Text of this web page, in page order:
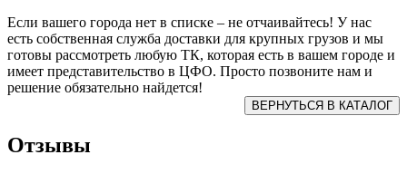
Если вашего города нет в списке – не отчаивайтесь! У нас
есть собственная служба доставки для крупных грузов и мы
готовы рассмотреть любую ТК, которая есть в вашем городе и
имеет представительство в ЦФО. Просто позвоните нам и
решение обязательно найдется!
Отзывы